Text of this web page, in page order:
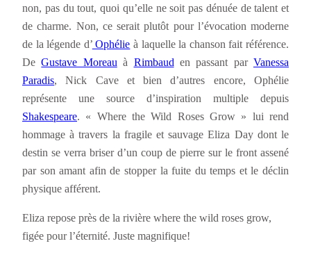
non, pas du tout, quoi qu’elle ne soit pas dénuée de talent et
de charme. Non, ce serait plutôt pour l’évocation moderne
de la légende d’Ophélie à laquelle la chanson fait référence.
DeGustave Moreau à Rimbaud en passant par Vanessa
Paradis, Nick Cave et bien d’autres encore, Ophélie
représente une source d’inspiration multiple depuis
Shakespeare. « Where the Wild Roses Grow » lui rend
hommage à travers la fragile et sauvage Eliza Day dont le
destin se verra briser d’un coup de pierre sur le front assené
par son amant afin de stopper la fuite du temps et le déclin
physique afférent.
Eliza repose près de la rivière where the wild roses grow,
figée pour l’éternité. Juste magnifique!